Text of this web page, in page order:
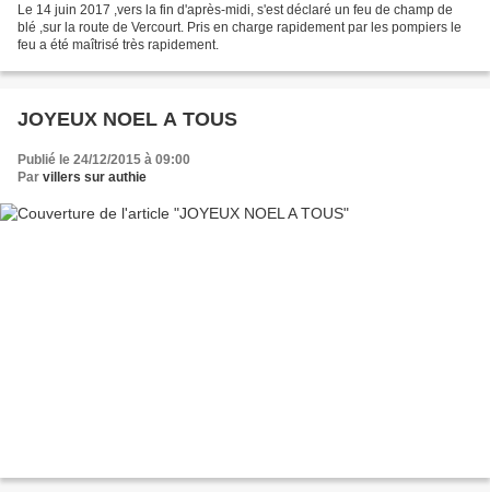
Le 14 juin 2017 ,vers la fin d'après-midi, s'est déclaré un feu de champ de
blé ,sur la route de Vercourt. Pris en charge rapidement par les pompiers le
feu a été maîtrisé très rapidement.
JOYEUX NOEL A TOUS
Publié le 24/12/2015 à 09:00
Par villers sur authie